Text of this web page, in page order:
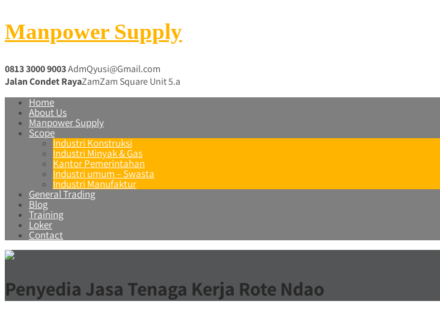
Manpower Supply
0813 3000 9003AdmQyusi@Gmail.com
Jalan Condet RayaZamZam Square Unit 5.a
Home
About Us
Manpower Supply
Scope
Industri Konstruksi
Industri Minyak & Gas
Kantor Pemerintahan
Industri umum – Swasta
Industri Manufaktur
General Trading
Blog
Training
Loker
Contact
Penyedia Jasa Tenaga Kerja Rote Ndao